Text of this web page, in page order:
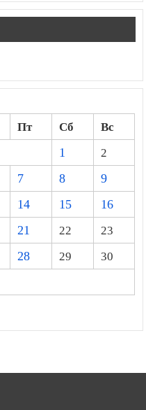
Пт Сб
Вс
1
2
7 8
9
14 15
16
21 22
23
28 29
30